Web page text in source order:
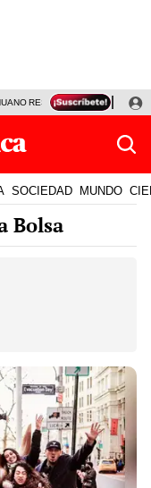
RESULTADOS HOY
SOCIEDAD MUNDO
Bolsa